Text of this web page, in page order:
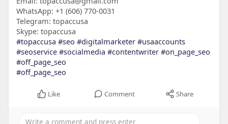
WhatsApp: +1 (606) 770-0031
Telegram: topaccusa
Skype: topaccusa
#topaccusa #seo #digitalmarketer #usaaccounts
#seoservice #socialmedia #contentwriter #on_page_seo
#off_page_seo
#off_page_seo
Like Comment Share